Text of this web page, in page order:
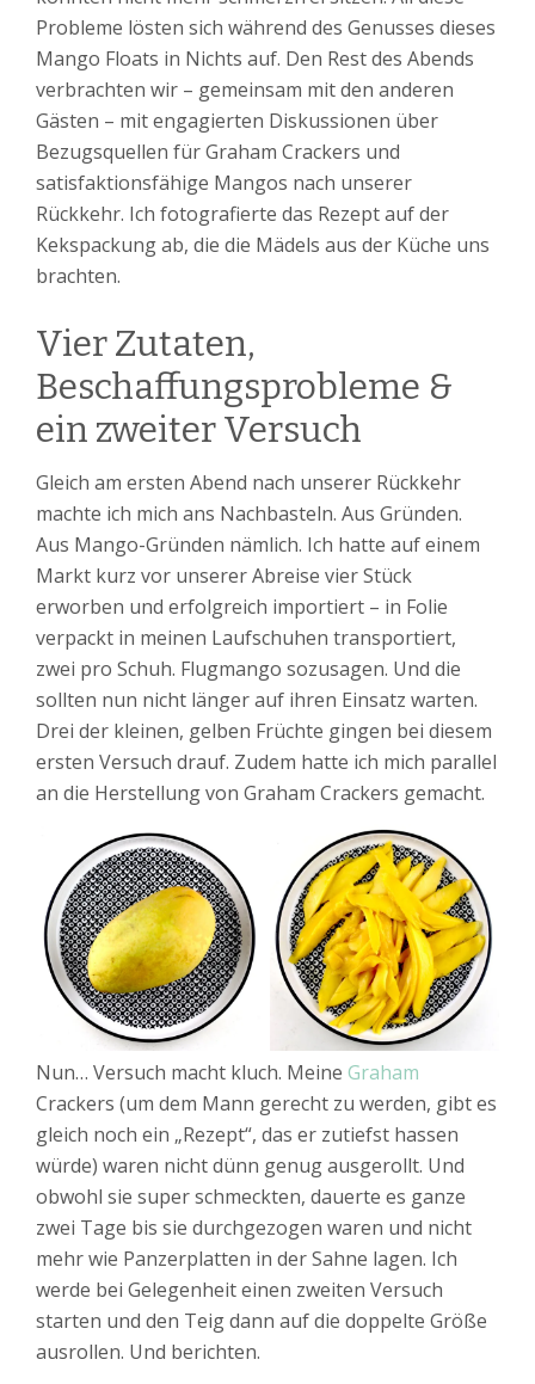
Probleme lösten sich während des Genusses dieses
Mango Floats in Nichts auf. Den Rest des Abends
verbrachten wir – gemeinsam mit den anderen
Gästen – mit engagierten Diskussionen über
Bezugsquellen für Graham Crackers und
satisfaktionsfähige Mangos nach unserer
Rückkehr. Ich fotografierte das Rezept auf der
Kekspackung ab, die die Mädels aus der Küche uns
brachten.
Vier Zutaten,
Beschaffungsprobleme &
ein zweiter Versuch
Gleich am ersten Abend nach unserer Rückkehr
machte ich mich ans Nachbasteln. Aus Gründen.
Aus Mango-Gründen nämlich. Ich hatte auf einem
Markt kurz vor unserer Abreise vier Stück
erworben und erfolgreich importiert – in Folie
verpackt in meinen Laufschuhen transportiert,
zwei pro Schuh. Flugmango sozusagen. Und die
sollten nun nicht länger auf ihren Einsatz warten.
Drei der kleinen, gelben Früchte gingen bei diesem
ersten Versuch drauf. Zudem hatte ich mich parallel
an die Herstellung von Graham Crackers gemacht.
Nun… Versuch macht kluch. Meine Graham
Crackers (um dem Mann gerecht zu werden, gibt es
gleich noch ein „Rezept“, das er zutiefst hassen
würde) waren nicht dünn genug ausgerollt. Und
obwohl sie super schmeckten, dauerte es ganze
zwei Tage bis sie durchgezogen waren und nicht
mehr wie Panzerplatten in der Sahne lagen. Ich
werde bei Gelegenheit einen zweiten Versuch
starten und den Teig dann auf die doppelte Größe
ausrollen. Und berichten.